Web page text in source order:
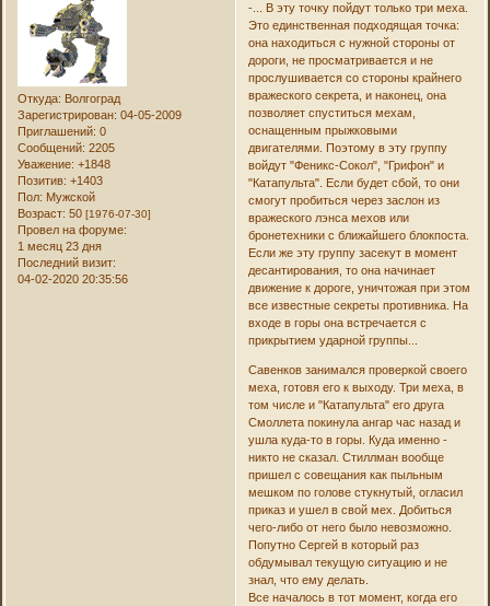
Откуда: Волгоград
Зарегистрирован: 04-05-2009
Приглашений: 0
Сообщений: 2205
Уважение: +1848
Позитив: +1403
Пол: Мужской
Возраст: 50[1976-07-30]
Провел на форуме:
1 месяц 23 дня
Последний визит:
04-02-2020 20:35:56
-... В эту точку пойдут только три меха.
Это единственная подходящая точка:
она находиться с нужной стороны от
дороги, не просматривается и не
прослушивается со стороны крайнего
вражеского секрета, и наконец, она
позволяет спуститься мехам,
оснащенным прыжковыми
двигателями. Поэтому в эту группу
войдут "Феникс-Сокол", "Грифон" и
"Катапульта". Если будет сбой, то они
смогут пробиться через заслон из
вражеского лэнса мехов или
бронетехники с ближайшего блокпоста.
Если же эту группу засекут в момент
десантирования, то она начинает
движение к дороге, уничтожая при этом
все известные секреты противника. На
входе в горы она встречается с
прикрытием ударной группы...
Савенков занимался проверкой своего
меха, готовя его к выходу. Три меха, в
том числе и "Катапульта" его друга
Смоллета покинула ангар час назад и
ушла куда-то в горы. Куда именно -
никто не сказал. Стиллман вообще
пришел с совещания как пыльным
мешком по голове стукнутый, огласил
приказ и ушел в свой мех. Добиться
чего-либо от него было невозможно.
Попутно Сергей в который раз
обдумывал текущую ситуацию и не
знал, что ему делать.
Все началось в тот момент, когда его